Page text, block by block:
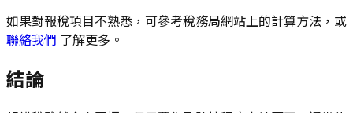
如果對報稅項目不熟悉，可參考稅務局網站上的計算方法，或
聯絡我們 了解更多。
結論